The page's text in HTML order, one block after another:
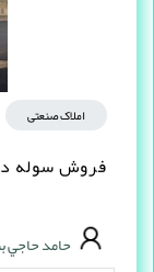
املاک صنعتی
فروش سوله
حامد حاجي